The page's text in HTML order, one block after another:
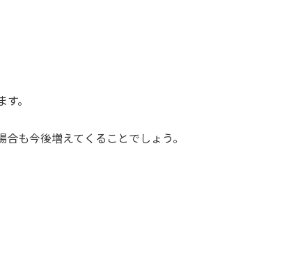
。
も今後増えてくることでしょう。